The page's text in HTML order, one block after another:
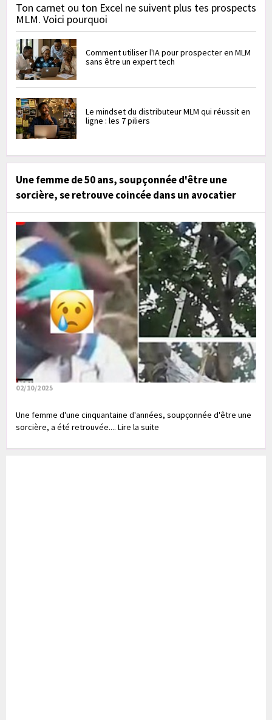
Ton carnet ou ton Excel ne suivent plus tes prospects
MLM. Voici pourquoi
Comment utiliser l'IA pour prospecter en MLM
sans être un expert tech
Le mindset du distributeur MLM qui réussit en
ligne : les 7 piliers
Une femme de 50 ans, soupçonnée d'être une
sorcière, se retrouve coincée dans un avocatier
02/10/2025
Une femme d'une cinquantaine d'années, soupçonnée d'être une
sorcière, a été retrouvée.... Lire la suite